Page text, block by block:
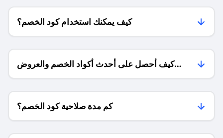
كيف يمكنك استخدام كود الخصم؟
كيف أحصل على أحدث أكواد الخصم والعروض
للمتاجر؟
كم مدة صلاحية كود الخصم؟